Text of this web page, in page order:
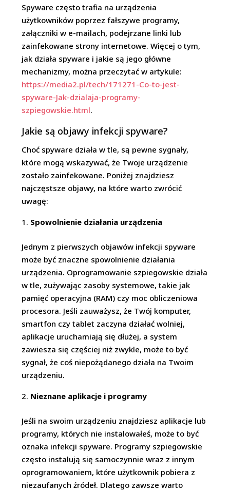
Spyware często trafia na urządzenia
użytkowników poprzez fałszywe programy,
załączniki w e-mailach, podejrzane linki lub
zainfekowane strony internetowe. Więcej o tym,
jak działa spyware i jakie są jego główne
mechanizmy, można przeczytać w artykule:
https://media2.pl/tech/171271-Co-to-jest-
spyware-Jak-dzialaja-programy-
szpiegowskie.html.
Jakie są objawy infekcji spyware?
Choć spyware działa w tle, są pewne sygnały,
które mogą wskazywać, że Twoje urządzenie
zostało zainfekowane. Poniżej znajdziesz
najczęstsze objawy, na które warto zwrócić
uwagę:
Spowolnienie działania urządzenia
Jednym z pierwszych objawów infekcji spyware
może być znaczne spowolnienie działania
urządzenia. Oprogramowanie szpiegowskie działa
w tle, zużywając zasoby systemowe, takie jak
pamięć operacyjna (RAM) czy moc obliczeniowa
procesora. Jeśli zauważysz, że Twój komputer,
smartfon czy tablet zaczyna działać wolniej,
aplikacje uruchamiają się dłużej, a system
zawiesza się częściej niż zwykle, może to być
sygnał, że coś niepożądanego działa na Twoim
urządzeniu.
Nieznane aplikacje i programy
Jeśli na swoim urządzeniu znajdziesz aplikacje lub
programy, których nie instalowałeś, może to być
oznaka infekcji spyware. Programy szpiegowskie
często instalują się samoczynnie wraz z innym
oprogramowaniem, które użytkownik pobiera z
niezaufanych źródeł. Dlatego zawsze warto